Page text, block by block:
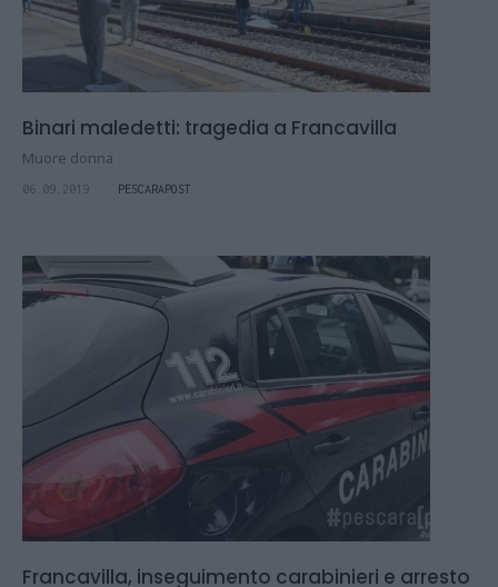
Binari maledetti: tragedia a Francavilla
Muore donna
06.09.2019 PESCARAPOST
Francavilla, inseguimento carabinieri e arresto